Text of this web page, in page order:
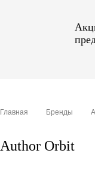
Главная Бренды
Author Orbit